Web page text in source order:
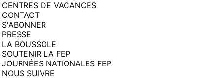
CENTRES DE VACANCES
CONTACT
S'ABONNER
PRESSE
LA BOUSSOLE
SOUTENIR LA FEP
JOURNÉES NATIONALES FEP
NOUS SUIVRE